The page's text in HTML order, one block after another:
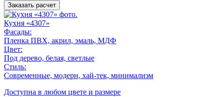
Заказать расчет
Кухня «4307»
Фасады:
Пленка ПВХ, акрил, эмаль, МДФ
Цвет:
Под дерево, белая, светлые
Стиль:
Современные, модерн, хай-тек, минимализм
Доступна в любом цвете и размере